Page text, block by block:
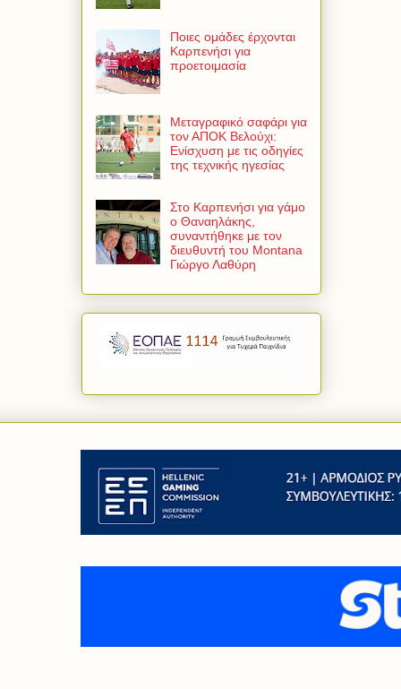
Ποιες ομάδες έρχονται
Καρπενήσι για
προετοιμασία
Μεταγραφικό σαφάρι για
τον ΑΠΟΚ Βελούχι:
Ενίσχυση με τις οδηγίες
της τεχνικής ηγεσίας
Στο Καρπενήσι για γάμο
ο Θαναηλάκης,
συναντήθηκε με τον
διευθυντή του Montana
Γιώργο Λαθύρη